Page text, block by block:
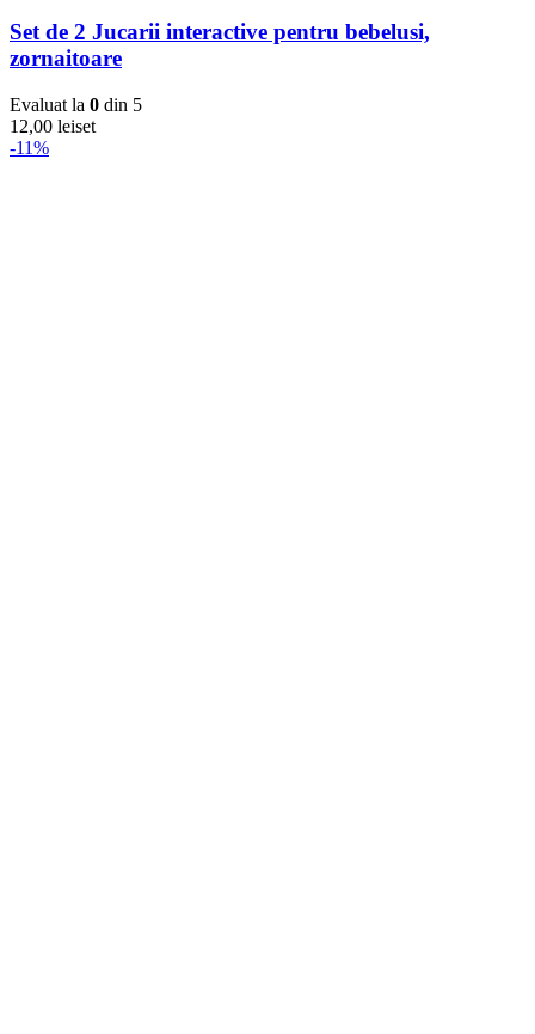
Set de 2 Jucarii interactive pentru bebelusi,
zornaitoare
Evaluat la 0 din 5
12,00 leiset
-11%